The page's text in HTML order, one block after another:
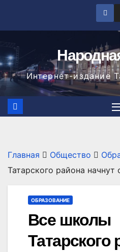
Интернет-издание
Главная Общество
Татарского района
ОБРАЗОВАНИЕ
Все школы
Татарского